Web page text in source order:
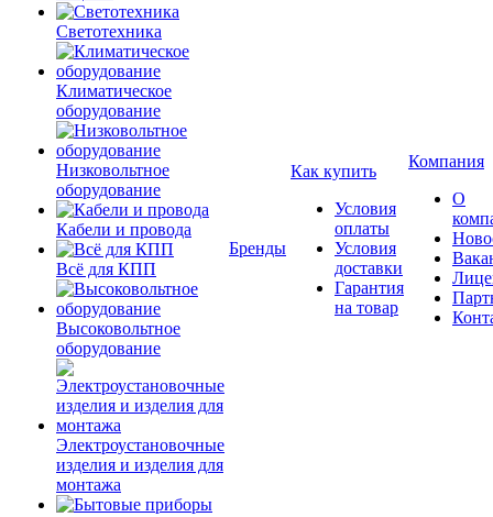
Светотехника
Климатическое
оборудование
Низковольтное
оборудование
Кабели и провода
Всё для КПП
Высоковольтное
оборудование
Электроустановочные
изделия и изделия для
монтажа
Бренды
Как купить
Условия
оплаты
Условия
доставки
Гарантия
на товар
Компания
О